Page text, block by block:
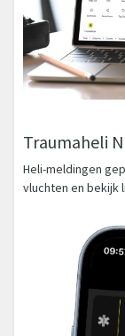
Traumaheli
Heli-meldingen
vluchten en bekijk